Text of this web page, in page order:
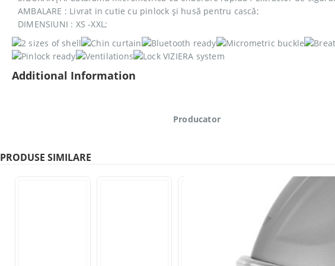
AMBALARE : Livrat in cutie cu pinlock și husă pentru cască;
DIMENSIUNI : XS -XXL;
Additional Information
Producator
PRODUSE SIMILARE